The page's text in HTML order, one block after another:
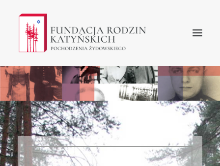
STRONA GŁÓWNA
O NAS
WIADOMOŚCI
KONTAKT
TABLICE PAMIĄTKOWE